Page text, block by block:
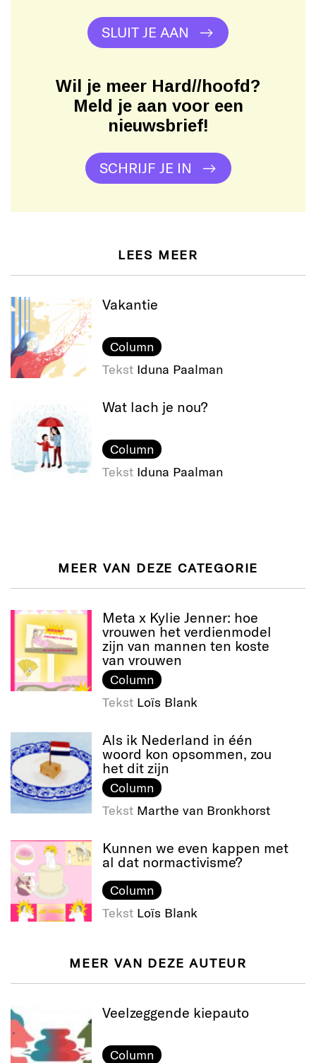
SLUIT JE AAN
Wil je meer Hard//hoofd?
Meld je aan voor een
nieuwsbrief!
SCHRIJF JE IN
LEES MEER
Vakantie
Column
Tekst Iduna Paalman
Wat lach je nou?
Column
Tekst Iduna Paalman
MEER VAN DEZE CATEGORIE
Meta x Kylie Jenner: hoe
vrouwen het verdienmodel
zijn van mannen ten koste
van vrouwen
Column
Tekst Loïs Blank
Als ik Nederland in één
woord kon opsommen, zou
het dit zijn
Column
Tekst Marthe van Bronkhorst
Kunnen we even kappen met
al dat normactivisme?
Column
Tekst Loïs Blank
MEER VAN DEZE AUTEUR
Veelzeggende kiepauto
Column